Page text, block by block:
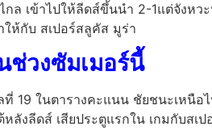
เข้าไปให้ลีดส์ขึ้นนํา 2-1แต่จังหว
ให้กับ สเปอร์สลูคัส มูร่า
ช่วงซัมเมอร์นี้
19 ในตารางคะแนน ชัยชนะเหนือ
งลีดส์ เสียประตูแรกใน เกมกับสเป